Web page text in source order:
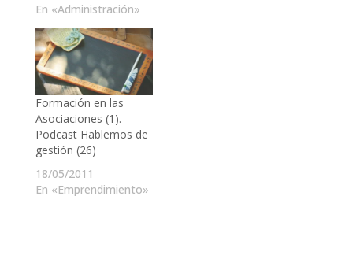
En «Administración»
Formación en las
Asociaciones (1).
Podcast Hablemos de
gestión (26)
18/05/2011
En «Emprendimiento»